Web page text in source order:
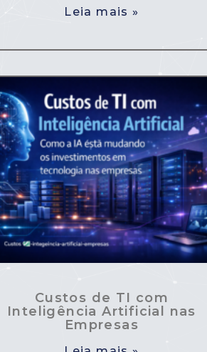
Leia mais »
Custos de TI com
Inteligência Artificial nas
Empresas